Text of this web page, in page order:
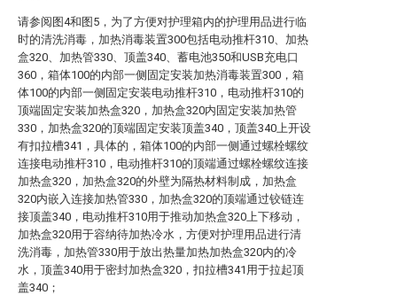
请参阅图4和图5，为了方便对护理箱内的护理用品进行临
时的清洗消毒，加热消毒装置300包括电动推杆310、加热
盒320、加热管330、顶盖340、蓄电池350和USB充电口
360，箱体100的内部一侧固定安装加热消毒装置300，箱
体100的内部一侧固定安装电动推杆310，电动推杆310的
顶端固定安装加热盒320，加热盒320内固定安装加热管
330，加热盒320的顶端固定安装顶盖340，顶盖340上开设
有扣拉槽341，具体的，箱体100的内部一侧通过螺栓螺纹
连接电动推杆310，电动推杆310的顶端通过螺栓螺纹连接
加热盒320，加热盒320的外壁为隔热材料制成，加热盒
320内嵌入连接加热管330，加热盒320的顶端通过铰链连
接顶盖340，电动推杆310用于推动加热盒320上下移动，
加热盒320用于容纳待加热冷水，方便对护理用品进行清
洗消毒，加热管330用于放出热量加热加热盒320内的冷
水，顶盖340用于密封加热盒320，扣拉槽341用于拉起顶
盖340；